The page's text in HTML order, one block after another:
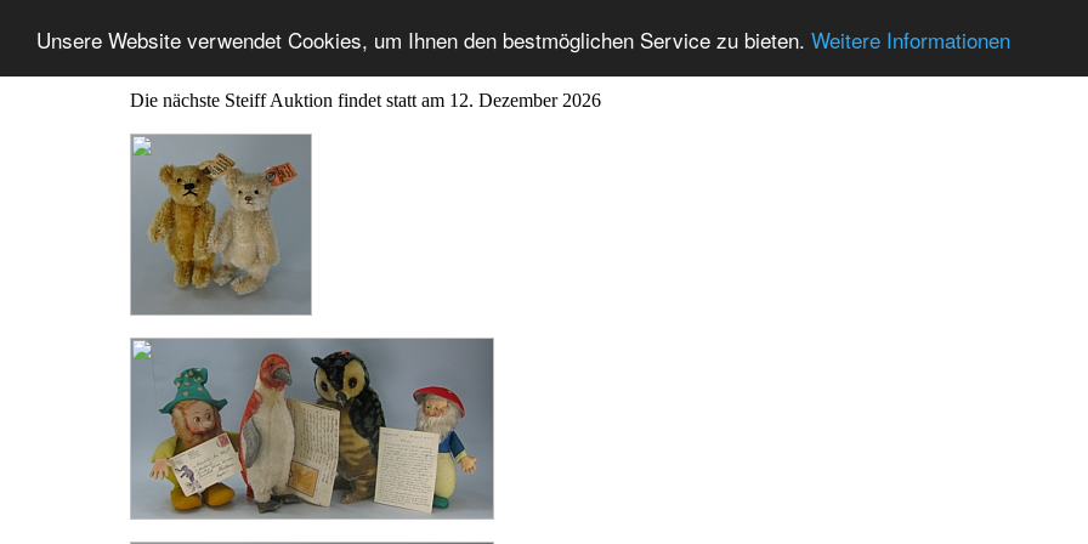
Unsere Website verwendet Cookies, um Ihnen den bestmöglichen Service zu bieten. Weitere Informationen
Die nächste Steiff Auktion findet statt am 12. Dezember 2026